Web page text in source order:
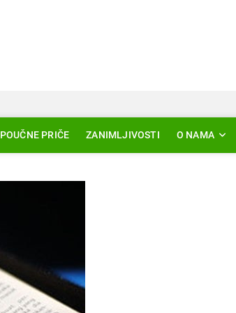
POUČNE PRIČE ZANIMLJIVOSTI O NAMA